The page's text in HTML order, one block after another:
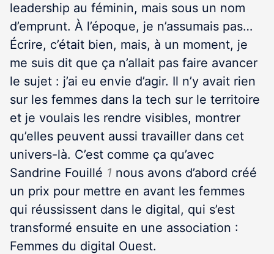
leadership au féminin, mais sous un nom
d’emprunt. À l’époque, je n’assumais pas…
Écrire, c’était bien, mais, à un moment, je
me suis dit que ça n’allait pas faire avancer
le sujet : j’ai eu envie d’agir. Il n’y avait rien
sur les femmes dans la tech sur le territoire
et je voulais les rendre visibles, montrer
qu’elles peuvent aussi travailler dans cet
univers-là. C’est comme ça qu’avec
Sandrine Fouillé 1 nous avons d’abord créé
un prix pour mettre en avant les femmes
qui réussissent dans le digital, qui s’est
transformé ensuite en une association :
Femmes du digital Ouest.